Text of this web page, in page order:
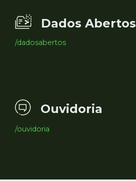
Dados Abertos
/dadosabertos
Ouvidoria
/ouvidoria